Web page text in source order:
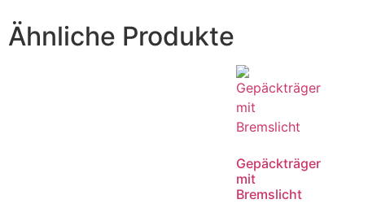
Ähnliche Produkte
Gepäckträger
mit
Bremslicht